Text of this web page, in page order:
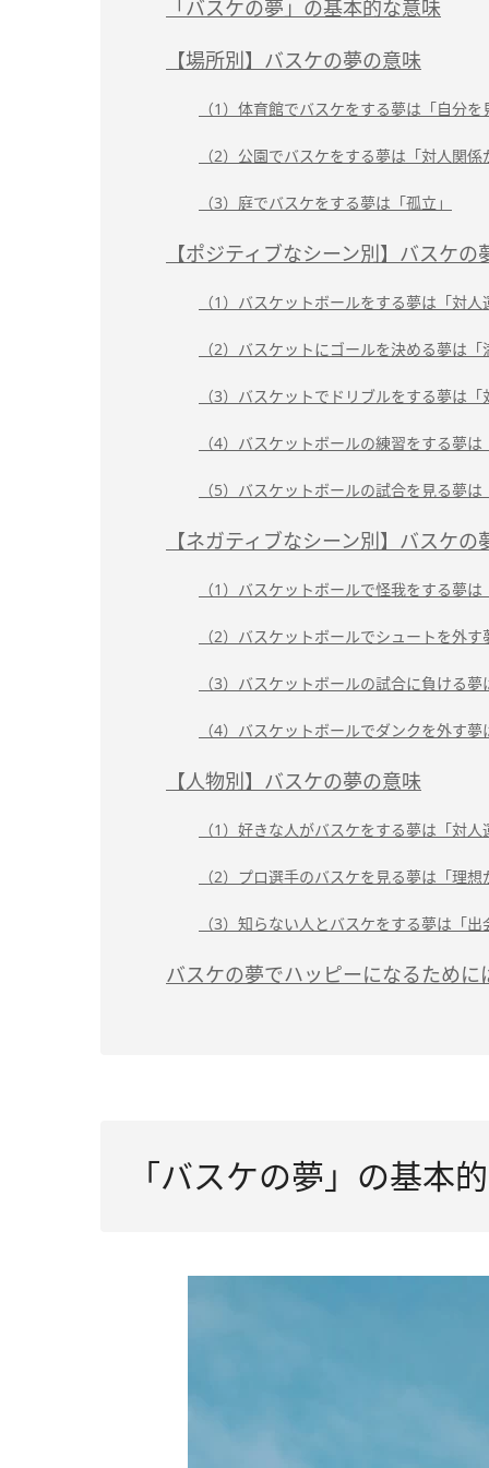
「バスケの夢」の基本的な意味
【場所別】バスケの夢の意味
（1）体育館でバスケをする夢は「自分
（2）公園でバスケをする夢は「対人関係
（3）庭でバスケをする夢は「孤立」
【ポジティブなシーン別】バスケの
（1）バスケットボールをする夢は「対人
（2）バスケットにゴールを決める夢は「
（3）バスケットでドリブルをする夢は
（4）バスケットボールの練習をする夢
（5）バスケットボールの試合を見る夢
【ネガティブなシーン別】バスケの
（1）バスケットボールで怪我をする夢
（2）バスケットボールでシュートを外
（3）バスケットボールの試合に負ける
（4）バスケットボールでダンクを外す
【人物別】バスケの夢の意味
（1）好きな人がバスケをする夢は「対
（2）プロ選手のバスケを見る夢は「理
（3）知らない人とバスケをする夢は「
バスケの夢でハッピーになるために
「バスケの夢」の基本